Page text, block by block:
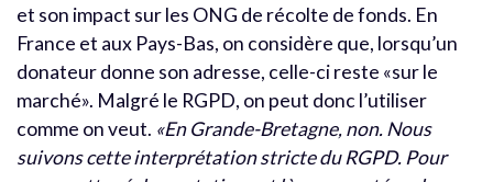
et son impact sur les ONG de récolte de fonds. En
France et aux Pays-Bas, on considère que, lorsqu’un
donateur donne son adresse, celle-ci reste «sur le
marché». Malgré le RGPD, on peut donc l’utiliser
comme on veut. «En Grande-Bretagne, non. Nous
suivons cette interprétation stricte du RGPD. Pour